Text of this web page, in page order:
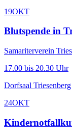
19OKT
Blutspende in
Samariterverein
17.00 bis 20.30 Uhr
Dorfsaal Triesenberg
24OKT